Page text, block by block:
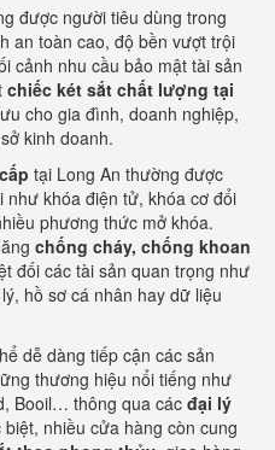
được người tiêu dùng trong
an toàn cao, độ bền vượt trội
cảnh nhu cầu bảo mật tài sản
chiếc két sắt chất lượng tại
cho gia đình, doanh nghiệp,
kinh doanh.
tại Long An thường được
như khóa điện tử, khóa cơ đổi
phương thức mở khóa.
chống cháy, chống khoan
đối các tài sản quan trọng như
hồ sơ cá nhân hay dữ liệu
dễ dàng tiếp cận các sản
thương hiệu nổi tiếng như
Booil… thông qua các đại lý
biệt, nhiều cửa hàng còn cung